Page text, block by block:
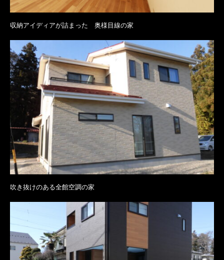
収納アイディアが詰まった 奥様目線の家
吹き抜けのある全館空調の家